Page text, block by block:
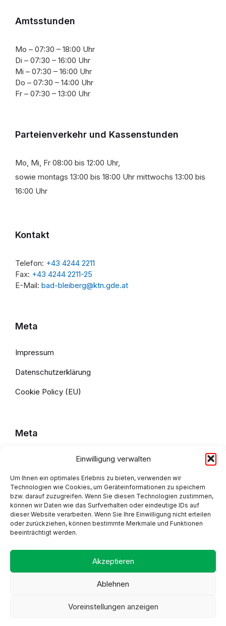
Einwilligung verwalten
Um Ihnen ein optimales Erlebnis zu bieten, verwenden wir
Technologien wie Cookies, um Geräteinformationen zu speichern
bzw. darauf zuzugreifen. Wenn Sie diesen Technologien zustimmen,
können wir Daten wie das Surfverhalten oder eindeutige IDs auf
dieser Website verarbeiten. Wenn Sie Ihre Einwilligung nicht erteilen
oder zurückziehen, können bestimmte Merkmale und Funktionen
beeinträchtigt werden.
Akzeptieren
Ablehnen
Voreinstellungen anzeigen
Amtsstunden
Mo – 07:30 – 18:00 Uhr
Di – 07:30 – 16:00 Uhr
Mi – 07:30 – 16:00 Uhr
Do – 07:30 – 14:00 Uhr
Fr – 07:30 – 13:00 Uhr
Parteienverkehr und Kassenstunden
Mo, Mi, Fr 08:00 bis 12:00 Uhr,
sowie montags 13:00 bis 18:00 Uhr mittwochs 13:00 bis
16:00 Uhr
Kontakt
Telefon: +43 4244 2211
Fax: +43 4244 2211-25
E-Mail: bad-bleiberg@ktn.gde.at
Meta
Impressum
Datenschutzerklärung
Cookie Policy (EU)
Meta
Datenschutzerklärung
Cookie Policy (EU)
Adresse
Proudly made by Alpsware